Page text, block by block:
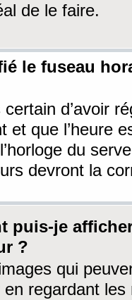
de le faire.
le fuseau
d’avoir
et que l’heure
du
devront la
puis-je
?
qui
en regardant